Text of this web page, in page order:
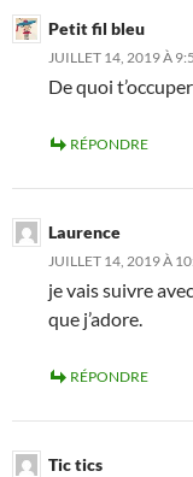
Petit fil bleu
JUILLET 14, 2019 À
De quoi
RÉPONDRE
Laurence
JUILLET 14, 2019 À
je vais suivre
que j’adore.
RÉPONDRE
Tic tics